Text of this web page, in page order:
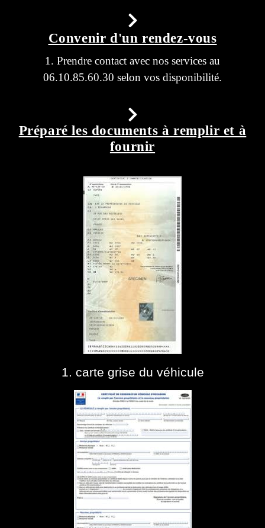
Convenir d'un rendez-vous
1. Prendre contact avec nos services au
06.10.85.60.30 selon vos disponibilité.
Préparé les documents à remplir et à
fournir
1. carte grise du véhicule